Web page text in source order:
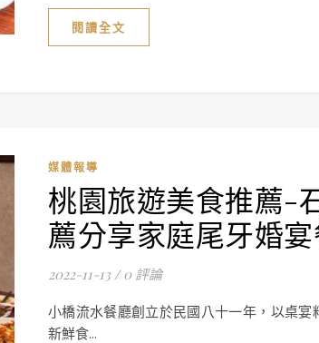
閱讀全文
媒體報導
桃園旅遊美食推薦-
薦分享家庭尾牙婚
2022-11-13 / 0 評論
小橋流水餐廳創立於民國八十一年，以桌宴
新鮮食...